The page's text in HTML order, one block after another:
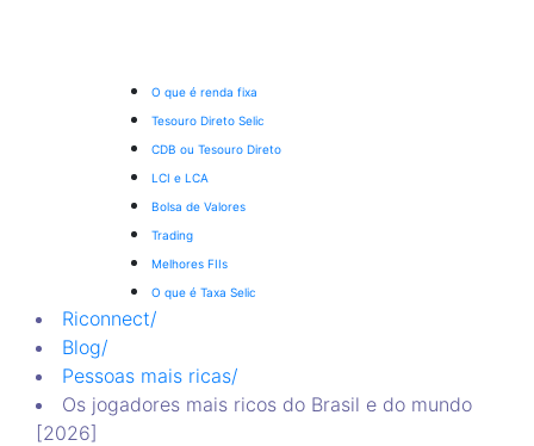
O que é renda fixa
Tesouro Direto Selic
CDB ou Tesouro Direto
LCI e LCA
Bolsa de Valores
Trading
Melhores FIIs
O que é Taxa Selic
Riconnect/
Blog/
Pessoas mais ricas/
Os jogadores mais ricos do Brasil e do mundo
[2026]